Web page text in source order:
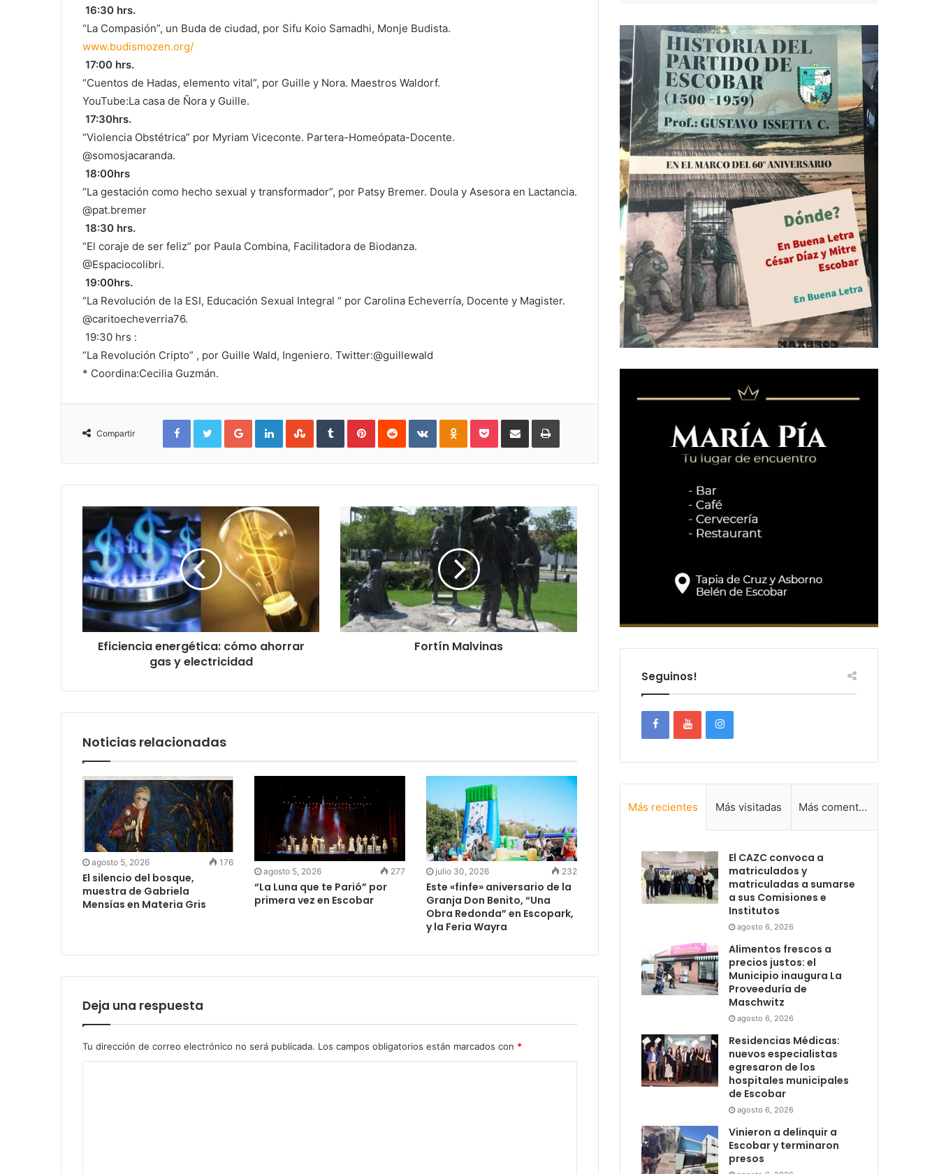
16:30 hrs.
“La Compasión”, un Buda de ciudad, por Sifu Koio Samadhi, Monje Budista.
www.budismozen.org/
17:00 hrs.
“Cuentos de Hadas, elemento vital”, por Guille y Nora. Maestros Waldorf.
YouTube:La casa de Ñora y Guille.
17:30hrs.
“Violencia Obstétrica” por Myriam Viceconte. Partera-Homeópata-Docente.
@somosjacaranda.
18:00hrs
“La gestación como hecho sexual y transformador”, por Patsy Bremer. Doula y Asesora en Lactancia.
@pat.bremer
18:30 hrs.
“El coraje de ser feliz” por Paula Combina, Facilitadora de Biodanza.
@Espaciocolibri.
19:00hrs.
“La Revolución de la ESI, Educación Sexual Integral “ por Carolina Echeverría, Docente y Magister.
@caritoecheverria76.
19:30 hrs :
“La Revolución Cripto” , por Guille Wald, Ingeniero. Twitter:@guillewald
* Coordina:Cecilia Guzmán.
Compartir
FacebookTwitterGoogle+LinkedInStumbleUpon
TumblrPinterestReddit VKontakteOdnoklassniki
PocketCompartirImprimir
Eficiencia energética: cómo ahorrar
gas y electricidad
Fortín Malvinas
Noticias relacionadas
agosto 5, 2026 176
El silencio del bosque,
muestra de Gabriela
Mensías en Materia Gris
agosto 5, 2026 277
“La Luna que te Parió” por
primera vez en Escobar
julio 30, 2026 232
Este «finfe» aniversario de la
Granja Don Benito, “Una
Obra Redonda” en Escopark,
y la Feria Wayra
Deja una respuesta
Tu dirección de correo electrónico no será publicada. Los campos obligatorios están marcados con *
Seguinos!
Más recientes Más visitadas Más comentadas
El CAZC convoca a
matriculados y
matriculadas a sumarse
a sus Comisiones e
Institutos
agosto 6, 2026
Alimentos frescos a
precios justos: el
Municipio inaugura La
Proveeduría de
Maschwitz
agosto 6, 2026
Residencias Médicas:
nuevos especialistas
egresaron de los
hospitales municipales
de Escobar
agosto 6, 2026
Vinieron a delinquir a
Escobar y terminaron
presos